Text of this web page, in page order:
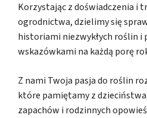
Korzystając z doświadczenia i
ogrodnictwa, dzielimy się
historiami niezwykłych roślin i
wskazówkami na każdą porę
Z nami Twoja pasja do roślin
które pamiętamy z
zapachów i rodzinnych